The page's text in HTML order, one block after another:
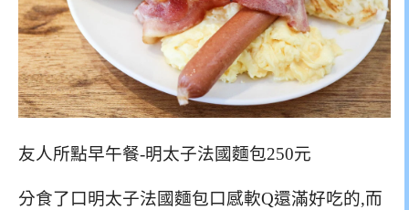
友人所點早午餐-明太子法國麵包250元
分食了口明太子法國麵包口感軟Q還滿好吃的,而